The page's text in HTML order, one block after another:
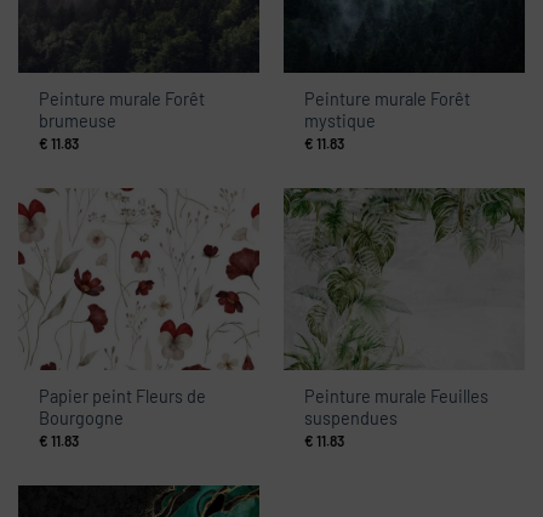
Peinture murale Forêt
brumeuse
€ 11.83
Peinture murale Forêt
mystique
€ 11.83
Papier peint Fleurs de
Bourgogne
€ 11.83
Peinture murale Feuilles
suspendues
€ 11.83